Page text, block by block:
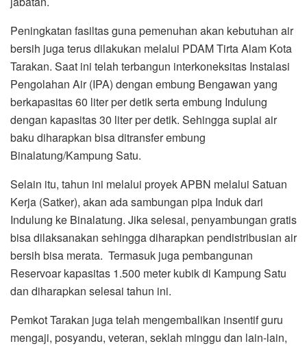
Peningkatan fasiltas guna pemenuhan akan kebutuhan air
bersih juga terus dilakukan melalui PDAM Tirta Alam Kota
Tarakan. Saat ini telah terbangun interkoneksitas Instalasi
Pengolahan Air (IPA) dengan embung Bengawan yang
berkapasitas 60 liter per detik serta embung Indulung
dengan kapasitas 30 liter per detik. Sehingga suplai air
baku diharapkan bisa ditransfer embung
Binalatung/Kampung Satu.
Selain itu, tahun ini melalui proyek APBN melalui Satuan
Kerja (Satker), akan ada sambungan pipa Induk dari
Indulung ke Binalatung. Jika selesai, penyambungan gratis
bisa dilaksanakan sehingga diharapkan pendistribusian air
bersih bisa merata. Termasuk juga pembangunan
Reservoar kapasitas 1.500 meter kubik di Kampung Satu
dan diharapkan selesai tahun ini.
Pemkot Tarakan juga telah mengembalikan insentif guru
mengaji, posyandu, veteran, seklah minggu dan lain-lain,